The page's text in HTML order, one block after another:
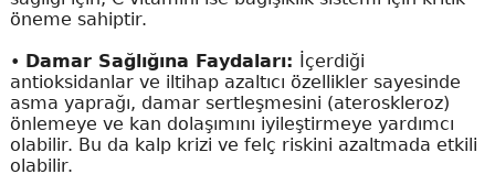
öneme sahiptir.
• Damar Sağlığına Faydaları: İçerdiği
antioksidanlar ve iltihap azaltıcı özellikler sayesinde
asma yaprağı, damar sertleşmesini (ateroskleroz)
önlemeye ve kan dolaşımını iyileştirmeye yardımcı
olabilir. Bu da kalp krizi ve felç riskini azaltmada etkili
olabilir.